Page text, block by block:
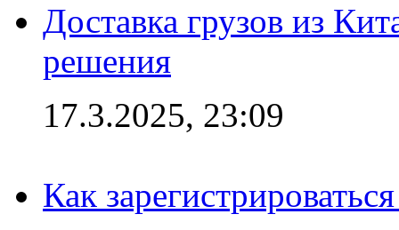
Доставка грузов из
решения
17.3.2025, 23:09
Как